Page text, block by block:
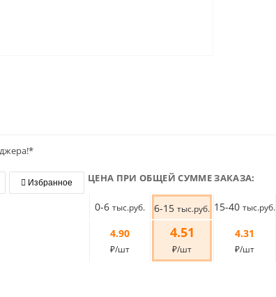
Избранное ЦЕНА ПРИ ОБЩЕЙ СУММЕ ЗАКАЗА:
0-6 тыс.руб. 6-15 тыс.руб. 15-40 тыс.руб.
4.90
₽/шт
4.51
₽/шт
4.31
₽/шт